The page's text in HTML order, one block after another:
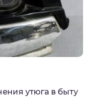
утюга в быту